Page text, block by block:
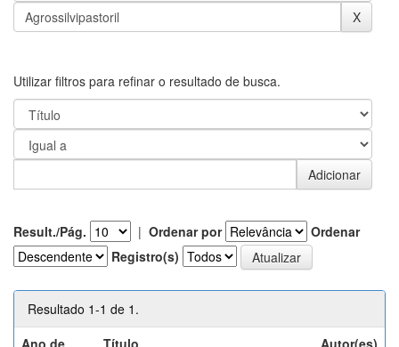
Utilizar filtros para refinar o resultado de busca.
Result./Pág. | Ordenar por
Ordenar
Registro(s)
Resultado 1-1 de 1.
Ano de
Título Autor(es)